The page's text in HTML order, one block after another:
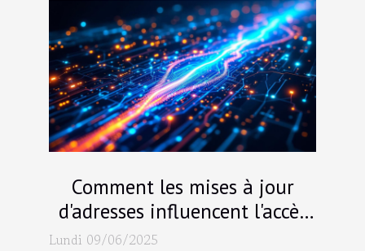
Comment les mises à jour
d'adresses influencent l'accès
aux contenus en streaming
Lundi 09/06/2025